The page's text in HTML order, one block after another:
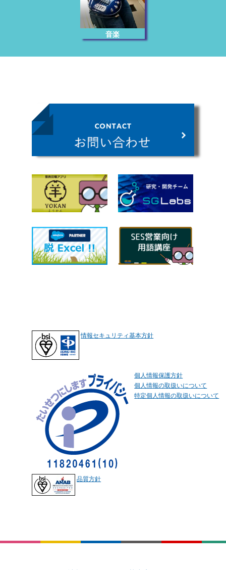
音楽
情報セキュリティ基本方針
個人情報保護方針
個人情報の取扱いについて
特定個人情報の取扱いについて
品質方針